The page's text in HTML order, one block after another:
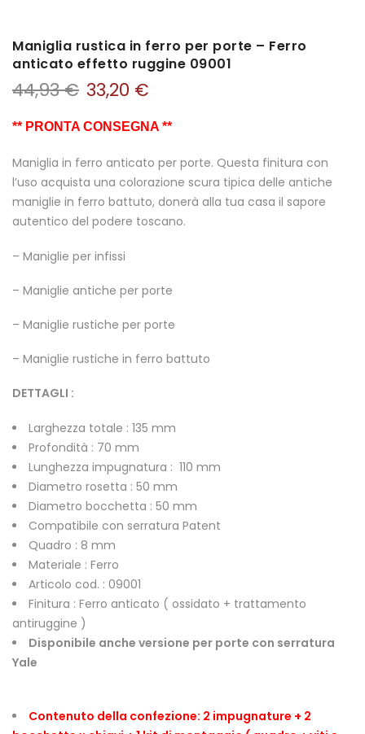
Maniglia rustica in ferro per porte – Ferro
anticato effetto ruggine 09001
44,93€ 33,20 €
** PRONTA CONSEGNA **
Maniglia in ferro anticato per porte. Questa finitura con
l’uso acquista una colorazione scura tipica delle antiche
maniglie in ferro battuto, donerà alla tua casa il sapore
autentico del podere toscano.
– Maniglie per infissi
– Maniglie antiche per porte
– Maniglie rustiche per porte
– Maniglie rustiche in ferro battuto
DETTAGLI :
Larghezza totale : 135 mm
Profondità : 70 mm
Lunghezza impugnatura : 110 mm
Diametro rosetta : 50 mm
Diametro bocchetta : 50 mm
Compatibile con serratura Patent
Quadro : 8 mm
Materiale : Ferro
Articolo cod. : 09001
Finitura : Ferro anticato ( ossidato + trattamento
antiruggine )
Disponibile anche versione per porte con serratura
Yale
Contenuto della confezione: 2 impugnature + 2